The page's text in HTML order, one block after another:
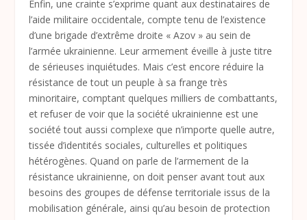
Enfin, une crainte s’exprime quant aux destinataires de
l’aide militaire occidentale, compte tenu de l’existence
d’une brigade d’extrême droite « Azov » au sein de
l’armée ukrainienne. Leur armement éveille à juste titre
de sérieuses inquiétudes. Mais c’est encore réduire la
résistance de tout un peuple à sa frange très
minoritaire, comptant quelques milliers de combattants,
et refuser de voir que la société ukrainienne est une
société tout aussi complexe que n’importe quelle autre,
tissée d’identités sociales, culturelles et politiques
hétérogènes. Quand on parle de l’armement de la
résistance ukrainienne, on doit penser avant tout aux
besoins des groupes de défense territoriale issus de la
mobilisation générale, ainsi qu’au besoin de protection